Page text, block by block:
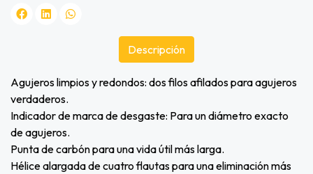
Agujeros limpios y redondos: dos filos afilados para agujeros
verdaderos.
Indicador de marca de desgaste: Para un diámetro exacto
de agujeros.
Punta de carbón para una vida útil más larga.
Hélice alargada de cuatro flautas para una eliminación más
Descripción